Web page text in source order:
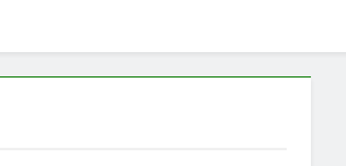
kannalla